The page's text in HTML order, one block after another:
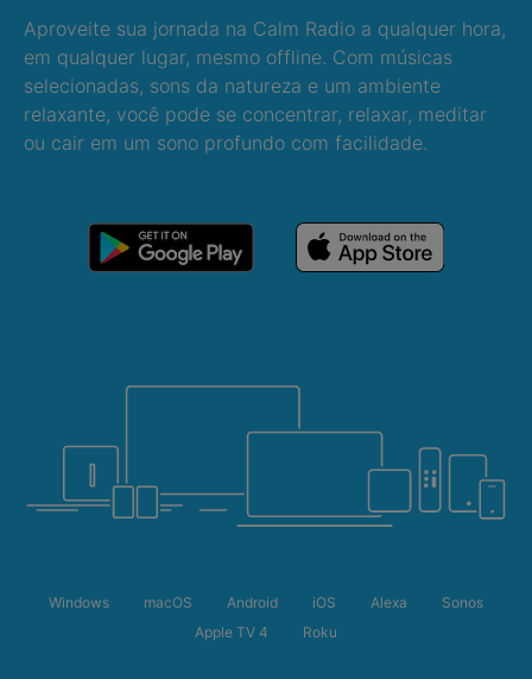
Aproveite sua jornada na Calm Radio a qualquer hora,
em qualquer lugar, mesmo offline. Com músicas
selecionadas, sons da natureza e um ambiente
relaxante, você pode se concentrar, relaxar, meditar
ou cair em um sono profundo com facilidade.
Windows macOS Android iOS Alexa
Sonos
Apple TV 4
Roku